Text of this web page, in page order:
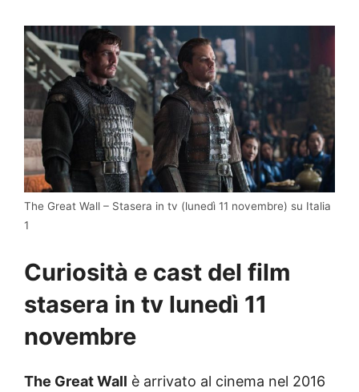
The Great Wall – Stasera in tv (lunedì 11 novembre) su Italia
1
Curiosità e cast del film
stasera in tv lunedì 11
novembre
The Great Wall è arrivato al cinema nel 2016